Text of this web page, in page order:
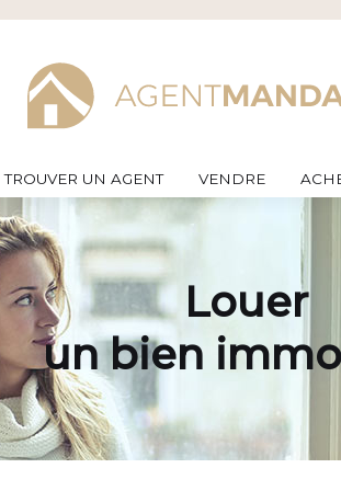
TROUVER UN AGENT VENDRE
Louer
un bien